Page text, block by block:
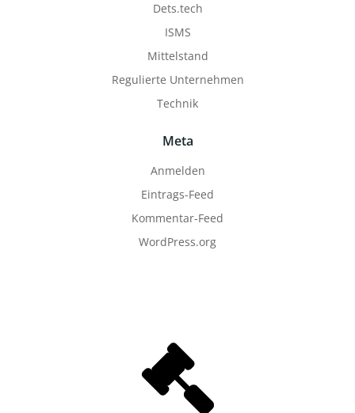
Dets.tech
ISMS
Mittelstand
Regulierte Unternehmen
Technik
Meta
Anmelden
Eintrags-Feed
Kommentar-Feed
WordPress.org